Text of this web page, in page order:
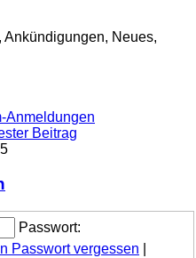
Neues,
Anmeldungen
Beitrag
Passwort:
Passwort vergessen